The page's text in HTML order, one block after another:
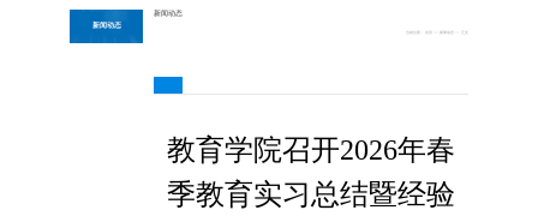
新闻动态
新闻动态
新闻动态
教育学院召开2026年春
季教育实习总结暨经验